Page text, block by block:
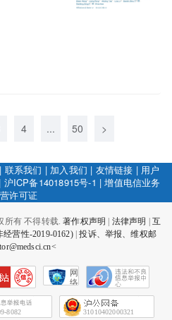
4 ... 50 >
| 联系我们 | 加入我们 | 友情链接 | 用户
| 沪ICP备14018915号-1 |增值电信业务
许可证
所有 不得转载.著作权声明 法律声明
互
营性-2019-0162)|投诉、举报、维权邮
网
络
会
征
8082 31010402000321